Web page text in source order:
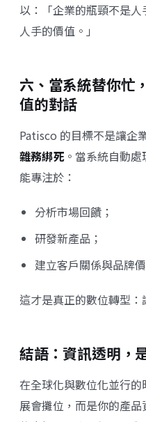
以：「企業的瓶頸不是
人手的價值。」
六、當系統替你忙
值的對話
Patisco 的目標不是讓企
雜務綁死。當系統自動
能專注於：
分析市場回饋；
研發新產品；
建立客戶關係與品牌
這才是真正的數位轉型
結語：資訊透明，
在全球化與數位化並行
展會攤位，而是你的產